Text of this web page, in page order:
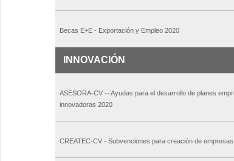
Becas E+E - Exportación y Empleo 2020
INNOVACIÓN
ASESORA-CV -- Ayudas para el desarrollo de planes
innovadoras 2020
CREATEC-CV - Subvenciones para creación de